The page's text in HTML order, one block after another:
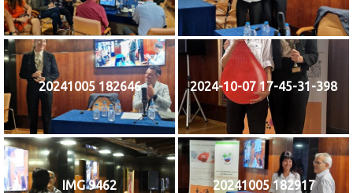
20241005 182646 2024-10-07 17-45-31-398
IMG 9462 20241005 182917